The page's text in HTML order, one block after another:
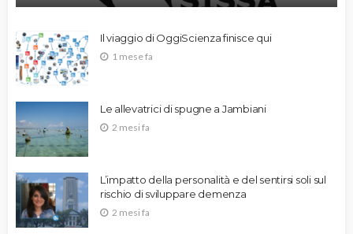
Il viaggio di OggiScienza finisce qui
1 mese fa
Le allevatrici di spugne a Jambiani
2 mesi fa
L’impatto della personalità e del sentirsi soli sul
rischio di sviluppare demenza
2 mesi fa